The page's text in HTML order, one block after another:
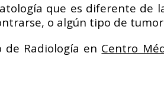
que es diferente de
o algún tipo de
Radiología en Centro